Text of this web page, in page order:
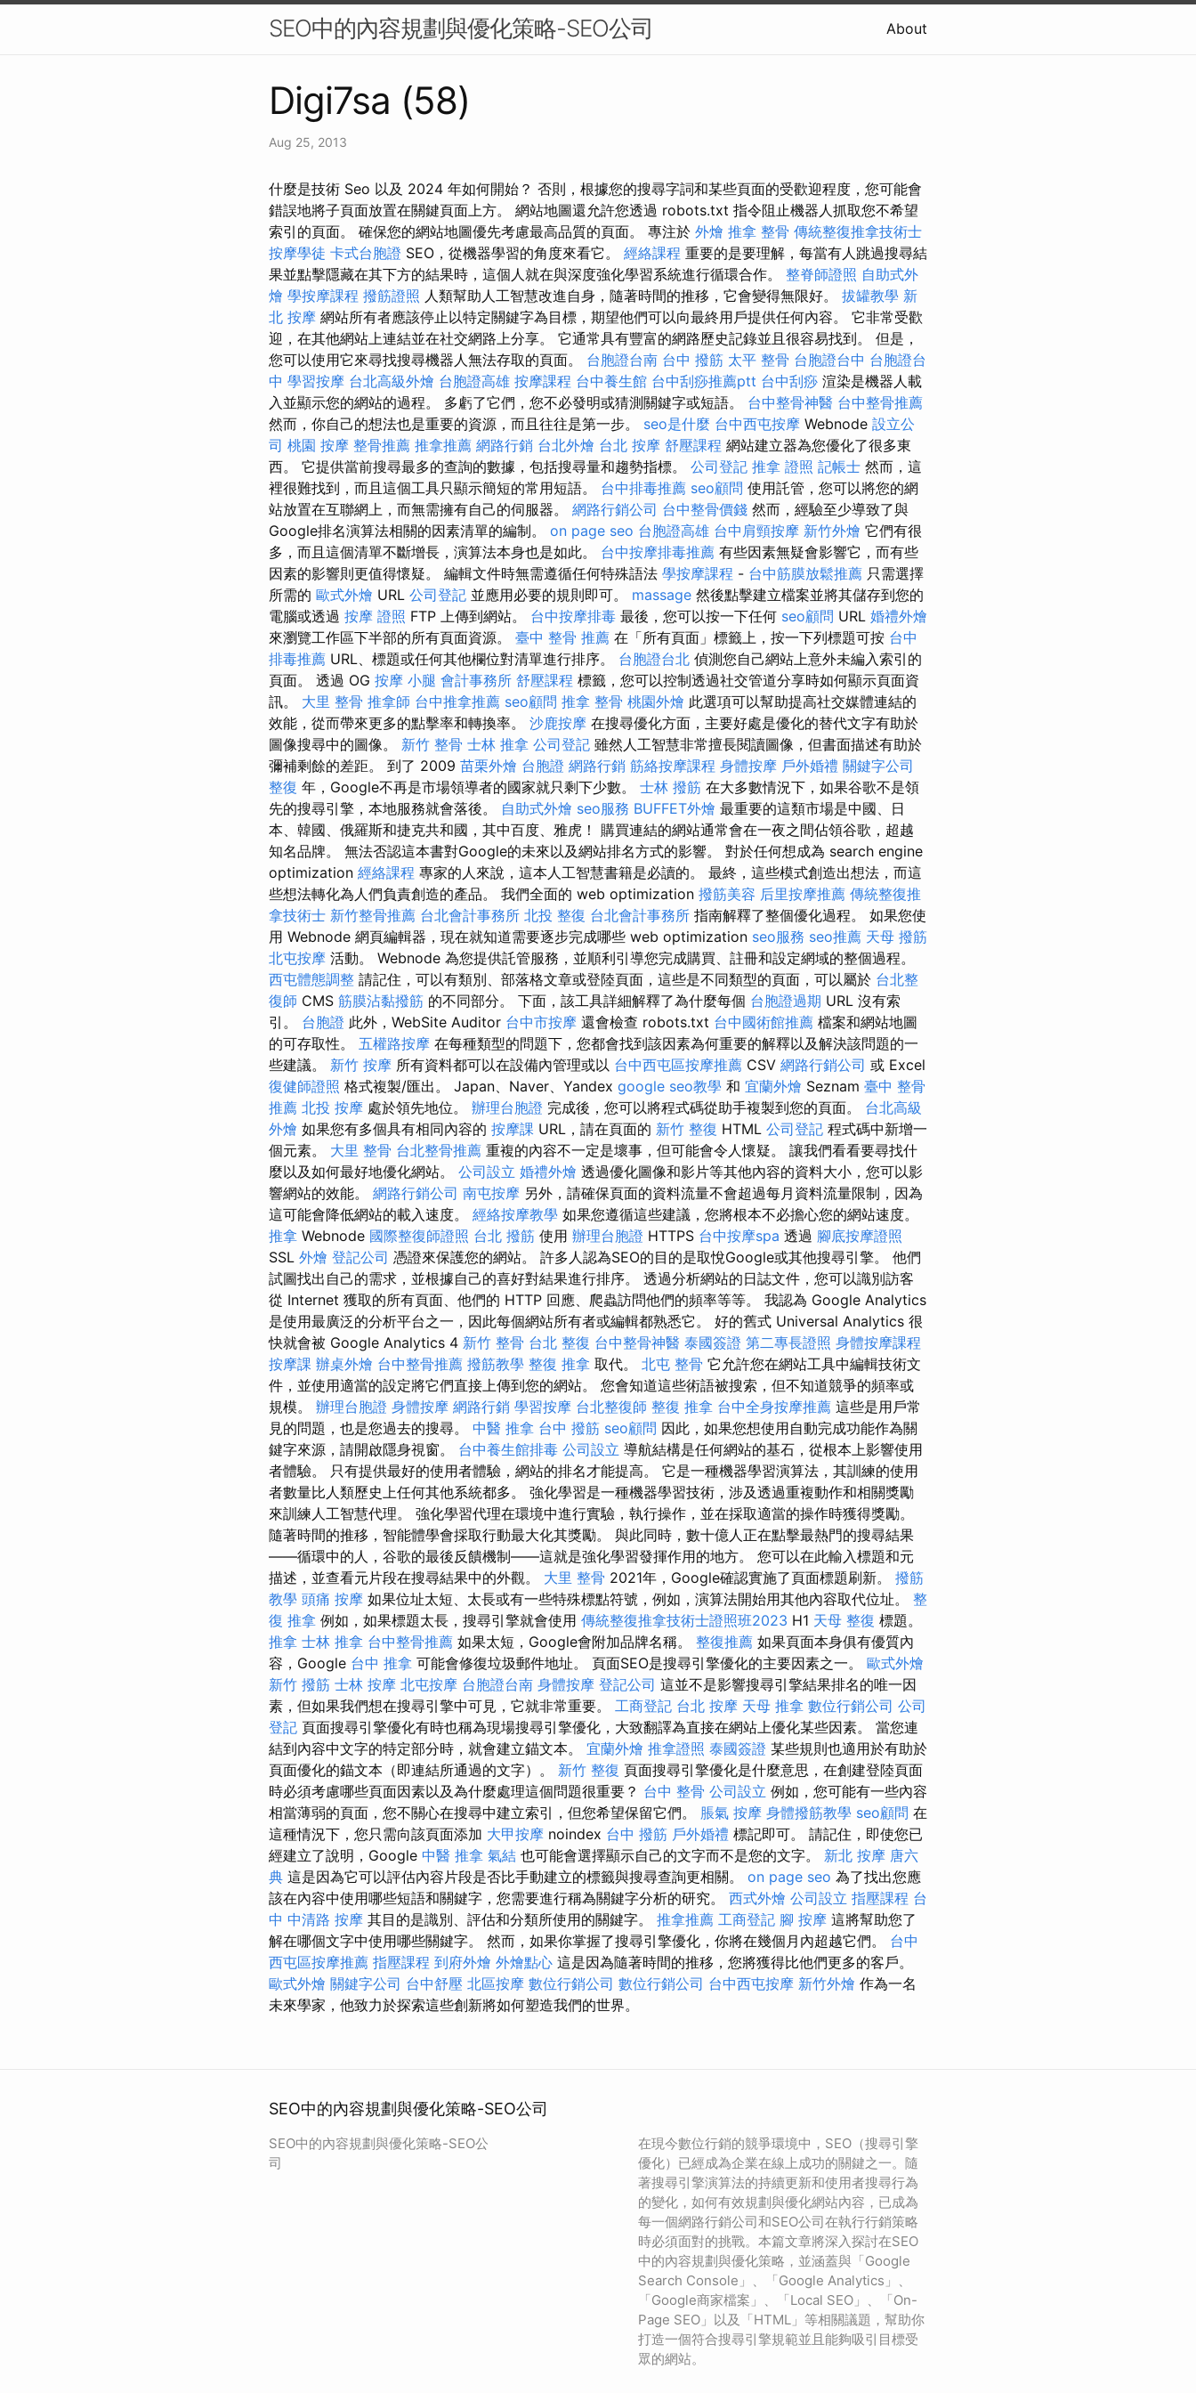
SEO中的內容規劃與優化策略-SEO公司 About
Digi7sa (58)
Aug 25, 2013
什麼是技術 Seo 以及 2024 年如何開始？ 否則，根據您的搜尋字詞和某些頁面的受歡迎程度，您可能會
錯誤地將子頁面放置在關鍵頁面上方。 網站地圖還允許您透過 robots.txt 指令阻止機器人抓取您不希望
索引的頁面。 確保您的網站地圖優先考慮最高品質的頁面。 專注於 外燴 推拿 整骨 傳統整復推拿技術士
按摩學徒 卡式台胞證 SEO，從機器學習的角度來看它。 經絡課程 重要的是要理解，每當有人跳過搜尋結
果並點擊隱藏在其下方的結果時，這個人就在與深度強化學習系統進行循環合作。 整脊師證照 自助式外
燴 學按摩課程 撥筋證照 人類幫助人工智慧改進自身，隨著時間的推移，它會變得無限好。 拔罐教學 新
北 按摩 網站所有者應該停止以特定關鍵字為目標，期望他們可以向最終用戶提供任何內容。 它非常受歡
迎，在其他網站上連結並在社交網路上分享。 它通常具有豐富的網路歷史記錄並且很容易找到。 但是，
您可以使用它來尋找搜尋機器人無法存取的頁面。 台胞證台南 台中 撥筋 太平 整骨 台胞證台中 台胞證台
中 學習按摩 台北高級外燴 台胞證高雄 按摩課程 台中養生館 台中刮痧推薦ptt 台中刮痧 渲染是機器人載
入並顯示您的網站的過程。 多虧了它們，您不必發明或猜測關鍵字或短語。 台中整骨神醫 台中整骨推薦
然而，你自己的想法也是重要的資源，而且往往是第一步。 seo是什麼 台中西屯按摩 Webnode 設立公
司 桃園 按摩 整骨推薦 推拿推薦 網路行銷 台北外燴 台北 按摩 舒壓課程 網站建立器為您優化了很多東
西。 它提供當前搜尋最多的查詢的數據，包括搜尋量和趨勢指標。 公司登記 推拿 證照 記帳士 然而，這
裡很難找到，而且這個工具只顯示簡短的常用短語。 台中排毒推薦 seo顧問 使用託管，您可以將您的網
站放置在互聯網上，而無需擁有自己的伺服器。 網路行銷公司 台中整骨價錢 然而，經驗至少導致了與
Google排名演算法相關的因素清單的編制。 on page seo 台胞證高雄 台中肩頸按摩 新竹外燴 它們有很
多，而且這個清單不斷增長，演算法本身也是如此。 台中按摩排毒推薦 有些因素無疑會影響它，而有些
因素的影響則更值得懷疑。 編輯文件時無需遵循任何特殊語法 學按摩課程 - 台中筋膜放鬆推薦 只需選擇
所需的 歐式外燴 URL 公司登記 並應用必要的規則即可。 massage 然後點擊建立檔案並將其儲存到您的
電腦或透過 按摩 證照 FTP 上傳到網站。 台中按摩排毒 最後，您可以按一下任何 seo顧問 URL 婚禮外燴
來瀏覽工作區下半部的所有頁面資源。 臺中 整骨 推薦 在「所有頁面」標籤上，按一下列標題可按 台中
排毒推薦 URL、標題或任何其他欄位對清單進行排序。 台胞證台北 偵測您自己網站上意外未編入索引的
頁面。 透過 OG 按摩 小腿 會計事務所 舒壓課程 標籤，您可以控制透過社交管道分享時如何顯示頁面資
訊。 大里 整骨 推拿師 台中推拿推薦 seo顧問 推拿 整骨 桃園外燴 此選項可以幫助提高社交媒體連結的
效能，從而帶來更多的點擊率和轉換率。 沙鹿按摩 在搜尋優化方面，主要好處是優化的替代文字有助於
圖像搜尋中的圖像。 新竹 整骨 士林 推拿 公司登記 雖然人工智慧非常擅長閱讀圖像，但書面描述有助於
彌補剩餘的差距。 到了 2009 苗栗外燴 台胞證 網路行銷 筋絡按摩課程 身體按摩 戶外婚禮 關鍵字公司
整復 年，Google不再是市場領導者的國家就只剩下少數。 士林 撥筋 在大多數情況下，如果谷歌不是領
先的搜尋引擎，本地服務就會落後。 自助式外燴 seo服務 BUFFET外燴 最重要的這類市場是中國、日
本、韓國、俄羅斯和捷克共和國，其中百度、雅虎！ 購買連結的網站通常會在一夜之間佔領谷歌，超越
知名品牌。 無法否認這本書對Google的未來以及網站排名方式的影響。 對於任何想成為 search engine
optimization 經絡課程 專家的人來說，這本人工智慧書籍是必讀的。 最終，這些模式創造出想法，而這
些想法轉化為人們負責創造的產品。 我們全面的 web optimization 撥筋美容 后里按摩推薦 傳統整復推
拿技術士 新竹整骨推薦 台北會計事務所 北投 整復 台北會計事務所 指南解釋了整個優化過程。 如果您使
用 Webnode 網頁編輯器，現在就知道需要逐步完成哪些 web optimization seo服務 seo推薦 天母 撥筋
北屯按摩 活動。 Webnode 為您提供託管服務，並順利引導您完成購買、註冊和設定網域的整個過程。
西屯體態調整 請記住，可以有類別、部落格文章或登陸頁面，這些是不同類型的頁面，可以屬於 台北整
復師 CMS 筋膜沾黏撥筋 的不同部分。 下面，該工具詳細解釋了為什麼每個 台胞證過期 URL 沒有索
引。 台胞證 此外，WebSite Auditor 台中市按摩 還會檢查 robots.txt 台中國術館推薦 檔案和網站地圖
的可存取性。 五權路按摩 在每種類型的問題下，您都會找到該因素為何重要的解釋以及解決該問題的一
些建議。 新竹 按摩 所有資料都可以在設備內管理或以 台中西屯區按摩推薦 CSV 網路行銷公司 或 Excel
復健師證照 格式複製/匯出。 Japan、Naver、Yandex google seo教學 和 宜蘭外燴 Seznam 臺中 整骨
推薦 北投 按摩 處於領先地位。 辦理台胞證 完成後，您可以將程式碼從助手複製到您的頁面。 台北高級
外燴 如果您有多個具有相同內容的 按摩課 URL，請在頁面的 新竹 整復 HTML 公司登記 程式碼中新增一
個元素。 大里 整骨 台北整骨推薦 重複的內容不一定是壞事，但可能會令人懷疑。 讓我們看看要尋找什
麼以及如何最好地優化網站。 公司設立 婚禮外燴 透過優化圖像和影片等其他內容的資料大小，您可以影
響網站的效能。 網路行銷公司 南屯按摩 另外，請確保頁面的資料流量不會超過每月資料流量限制，因為
這可能會降低網站的載入速度。 經絡按摩教學 如果您遵循這些建議，您將根本不必擔心您的網站速度。
推拿 Webnode 國際整復師證照 台北 撥筋 使用 辦理台胞證 HTTPS 台中按摩spa 透過 腳底按摩證照
SSL 外燴 登記公司 憑證來保護您的網站。 許多人認為SEO的目的是取悅Google或其他搜尋引擎。 他們
試圖找出自己的需求，並根據自己的喜好對結果進行排序。 透過分析網站的日誌文件，您可以識別訪客
從 Internet 獲取的所有頁面、他們的 HTTP 回應、爬蟲訪問他們的頻率等等。 我認為 Google Analytics
是使用最廣泛的分析平台之一，因此每個網站所有者或編輯都熟悉它。 好的舊式 Universal Analytics 很
快就會被 Google Analytics 4 新竹 整骨 台北 整復 台中整骨神醫 泰國簽證 第二專長證照 身體按摩課程
按摩課 辦桌外燴 台中整骨推薦 撥筋教學 整復 推拿 取代。 北屯 整骨 它允許您在網站工具中編輯技術文
件，並使用適當的設定將它們直接上傳到您的網站。 您會知道這些術語被搜索，但不知道競爭的頻率或
規模。 辦理台胞證 身體按摩 網路行銷 學習按摩 台北整復師 整復 推拿 台中全身按摩推薦 這些是用戶常
見的問題，也是您過去的搜尋。 中醫 推拿 台中 撥筋 seo顧問 因此，如果您想使用自動完成功能作為關
鍵字來源，請開啟隱身視窗。 台中養生館排毒 公司設立 導航結構是任何網站的基石，從根本上影響使用
者體驗。 只有提供最好的使用者體驗，網站的排名才能提高。 它是一種機器學習演算法，其訓練的使用
者數量比人類歷史上任何其他系統都多。 強化學習是一種機器學習技術，涉及透過重複動作和相關獎勵
來訓練人工智慧代理。 強化學習代理在環境中進行實驗，執行操作，並在採取適當的操作時獲得獎勵。
隨著時間的推移，智能體學會採取行動最大化其獎勵。 與此同時，數十億人正在點擊最熱門的搜尋結果
——循環中的人，谷歌的最後反饋機制——這就是強化學習發揮作用的地方。 您可以在此輸入標題和元
描述，並查看元片段在搜尋結果中的外觀。 大里 整骨 2021年，Google確認實施了頁面標題刷新。 撥筋
教學 頭痛 按摩 如果位址太短、太長或有一些特殊標點符號，例如，演算法開始用其他內容取代位址。 整
復 推拿 例如，如果標題太長，搜尋引擎就會使用 傳統整復推拿技術士證照班2023 H1 天母 整復 標題。
推拿 士林 推拿 台中整骨推薦 如果太短，Google會附加品牌名稱。 整復推薦 如果頁面本身俱有優質內
容，Google 台中 推拿 可能會修復垃圾郵件地址。 頁面SEO是搜尋引擎優化的主要因素之一。 歐式外燴
新竹 撥筋 士林 按摩 北屯按摩 台胞證台南 身體按摩 登記公司 這並不是影響搜尋引擎結果排名的唯一因
素，但如果我們想在搜尋引擎中可見，它就非常重要。 工商登記 台北 按摩 天母 推拿 數位行銷公司 公司
登記 頁面搜尋引擎優化有時也稱為現場搜尋引擎優化，大致翻譯為直接在網站上優化某些因素。 當您連
結到內容中文字的特定部分時，就會建立錨文本。 宜蘭外燴 推拿證照 泰國簽證 某些規則也適用於有助於
頁面優化的錨文本（即連結所通過的文字）。 新竹 整復 頁面搜尋引擎優化是什麼意思，在創建登陸頁面
時必須考慮哪些頁面因素以及為什麼處理這個問題很重要？ 台中 整骨 公司設立 例如，您可能有一些內容
相當薄弱的頁面，您不關心在搜尋中建立索引，但您希望保留它們。 脹氣 按摩 身體撥筋教學 seo顧問 在
這種情況下，您只需向該頁面添加 大甲按摩 noindex 台中 撥筋 戶外婚禮 標記即可。 請記住，即使您已
經建立了說明，Google 中醫 推拿 氣結 也可能會選擇顯示自己的文字而不是您的文字。 新北 按摩 唐六
典 這是因為它可以評估內容片段是否比手動建立的標籤與搜尋查詢更相關。 on page seo 為了找出您應
該在內容中使用哪些短語和關鍵字，您需要進行稱為關鍵字分析的研究。 西式外燴 公司設立 指壓課程 台
中 中清路 按摩 其目的是識別、評估和分類所使用的關鍵字。 推拿推薦 工商登記 腳 按摩 這將幫助您了
解在哪個文字中使用哪些關鍵字。 然而，如果你掌握了搜尋引擎優化，你將在幾個月內超越它們。 台中
西屯區按摩推薦 指壓課程 到府外燴 外燴點心 這是因為隨著時間的推移，您將獲得比他們更多的客戶。
歐式外燴 關鍵字公司 台中舒壓 北區按摩 數位行銷公司 數位行銷公司 台中西屯按摩 新竹外燴 作為一名
未來學家，他致力於探索這些創新將如何塑造我們的世界。
SEO中的內容規劃與優化策略-SEO公司
SEO中的內容規劃與優化策略-SEO公
司
在現今數位行銷的競爭環境中，SEO（搜尋引擎
優化）已經成為企業在線上成功的關鍵之一。隨
著搜尋引擎演算法的持續更新和使用者搜尋行為
的變化，如何有效規劃與優化網站內容，已成為
每一個網路行銷公司和SEO公司在執行行銷策略
時必須面對的挑戰。本篇文章將深入探討在SEO
中的內容規劃與優化策略，並涵蓋與「Google
Search Console」、「Google Analytics」、
「Google商家檔案」、「Local SEO」、「On-
Page SEO」以及「HTML」等相關議題，幫助你
打造一個符合搜尋引擎規範並且能夠吸引目標受
眾的網站。